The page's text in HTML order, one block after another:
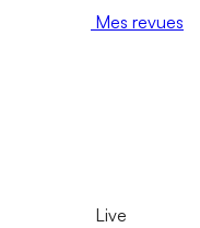
Mes revues
Live